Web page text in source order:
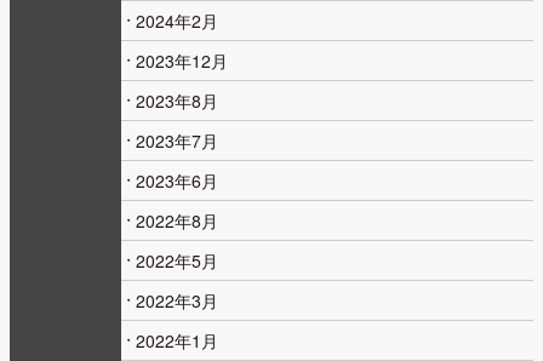
2024年2月
2023年12月
2023年8月
2023年7月
2023年6月
2022年8月
2022年5月
2022年3月
2022年1月